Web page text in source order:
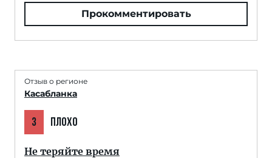
Прокомментировать
Отзыв о регионе
Касабланка
3 ПЛОХО
Не теряйте время